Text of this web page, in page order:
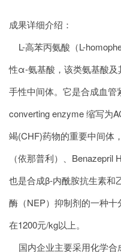
成果详细介绍：
L-高苯丙氨酸（L-
性α-氨基酸，该类氨基酸
手性中间体。它是合成血管
converting enzyme 缩写为
竭(CHF)药物的重要中间体
（依那普利）、Benazepril
也是合成β-内酰胺抗生素和
酶（NEP）抑制剂的一种
在1200元/kg以上。
国内企业主要采用化学合